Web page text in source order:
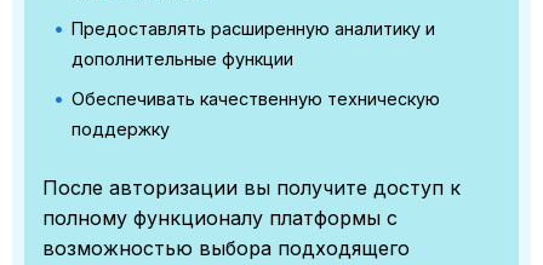
Предоставлять расширенную аналитику и
дополнительные функции
Обеспечивать качественную техническую
поддержку
После авторизации вы получите доступ к
полному функционалу платформы с
возможностью выбора подходящего